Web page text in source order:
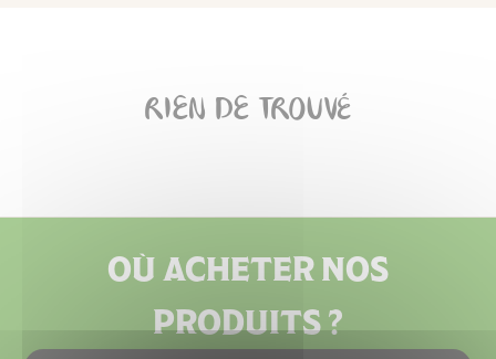
RIEN DE TROUVÉ
OÙ ACHETER NOS
PRODUITS ?